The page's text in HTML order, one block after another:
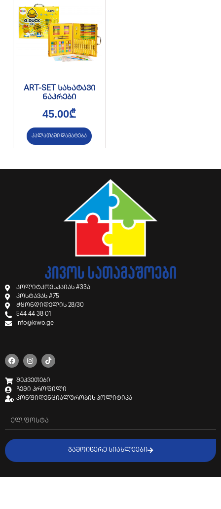
ART-SET სახატავი
ნაკრები
45.00₾
კალათაში დამატება
პოლიტკოვსკაიას #33ა
კოსტავას #75
ჭყონდიდელის 28/30
544 44 38 01
info@kiwo.ge
შეკვეთები
ჩემი პროფილი
კონფიდენციალურობის პოლიტიკა
ᲒᲐᲛᲝᲘᲬᲔᲠᲔ ᲡᲘᲐᲮᲚᲔᲔᲑᲘ